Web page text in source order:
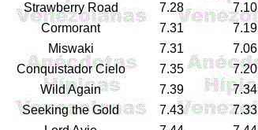
Strawberry Road
7.28 7.10
Cormorant
7.31 7.19
Miswaki
7.31 7.06
Conquistador Cielo
7.35 7.20
Wild Again
7.39 7.34
Seeking the Gold
7.43 7.33